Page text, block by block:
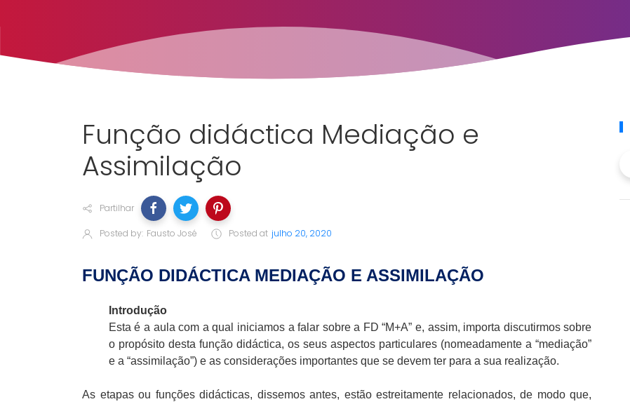
Função didáctica Mediação e
Assimilação
Partilhar
Posted by: Fausto José Posted at julho 20, 2020
FUNÇÃO DIDÁCTICA MEDIAÇÃO E ASSIMILAÇÃO
Introdução
Esta é a aula com a qual iniciamos a falar sobre a FD “M+A” e, assim, importa discutirmos sobre
o propósito desta função didáctica, os seus aspectos particulares (nomeadamente a “mediação”
e a “assimilação”) e as considerações importantes que se devem ter para a sua realização.
As etapas ou funções didácticas, dissemos antes, estão estreitamente relacionados, de modo que,